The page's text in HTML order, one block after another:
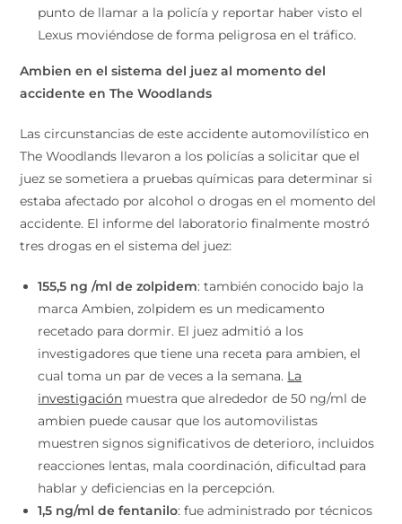
punto de llamar a la policía y reportar haber visto el
Lexus moviéndose de forma peligrosa en el tráfico.
Ambien en el sistema del juez al momento del
accidente en The Woodlands
Las circunstancias de este accidente automovilístico en
The Woodlands llevaron a los policías a solicitar que el
juez se sometiera a pruebas químicas para determinar si
estaba afectado por alcohol o drogas en el momento del
accidente. El informe del laboratorio finalmente mostró
tres drogas en el sistema del juez:
155,5 ng /ml de zolpidem: también conocido bajo la
marca Ambien, zolpidem es un medicamento
recetado para dormir. El juez admitió a los
investigadores que tiene una receta para ambien, el
cual toma un par de veces a la semana. La
investigación muestra que alrededor de 50 ng/ml de
ambien puede causar que los automovilistas
muestren signos significativos de deterioro, incluidos
reacciones lentas, mala coordinación, dificultad para
hablar y deficiencias en la percepción.
1,5 ng/ml de fentanilo: fue administrado por técnicos